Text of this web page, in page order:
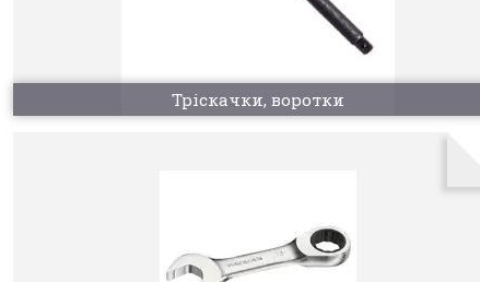
Тріскачки, воротки